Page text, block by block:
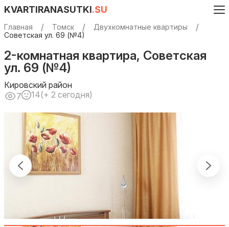
KVARTIRANASUTKI.SU
Главная Томск
Двухкомнатные квартиры
Советская ул. 69 (№4)
2-комнатная квартира, Советская
ул. 69 (№4)
Кировский район
7
14(+ 2 сегодня)